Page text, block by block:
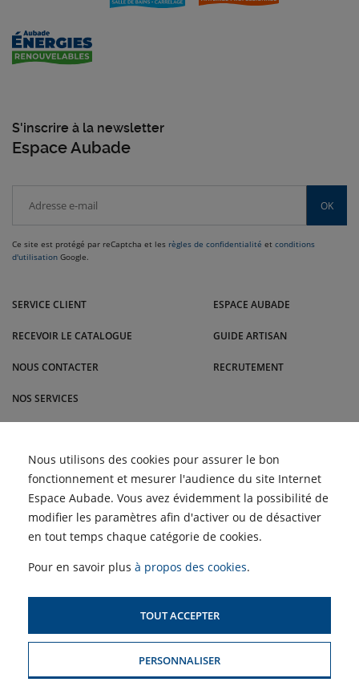
S'inscrire à la newsletter
Espace Aubade
OK
Ce site est protégé par reCaptcha et les règles de confidentialité et conditions
d'utilisation Google.
Rodez, Toulouse, Cabestany, Montauban, Brive-la-Gaillarde et bien
SERVICE CLIENT
RECEVOIR LE CATALOGUE
NOUS CONTACTER
NOS SERVICES
Comment nettoyer les
filtres d'une climatisation
pour un air plus sain |
Choisir un climatiseur
adapté à son logement ?
ACTUALITÉS
Meuble et du Carrelage |
Profitez des Semaines de
ESPACE AUBADE
GUIDE ARTISAN
RECRUTEMENT
ACCÈS PROFESSIONNELS :
SIMULATEUR D'AIDES
MENTIONS LÉGALES & CONDITIONS GÉNÉRALES DE VENTE
Nous utilisons des cookies pour assurer le bon
fonctionnement et mesurer l'audience du site Internet
Espace Aubade. Vous avez évidemment la possibilité de
modifier les paramètres afin d'activer ou de désactiver
en tout temps chaque catégorie de cookies.
Pour en savoir plus à propos des cookies.
TOUT ACCEPTER
PERSONNALISER